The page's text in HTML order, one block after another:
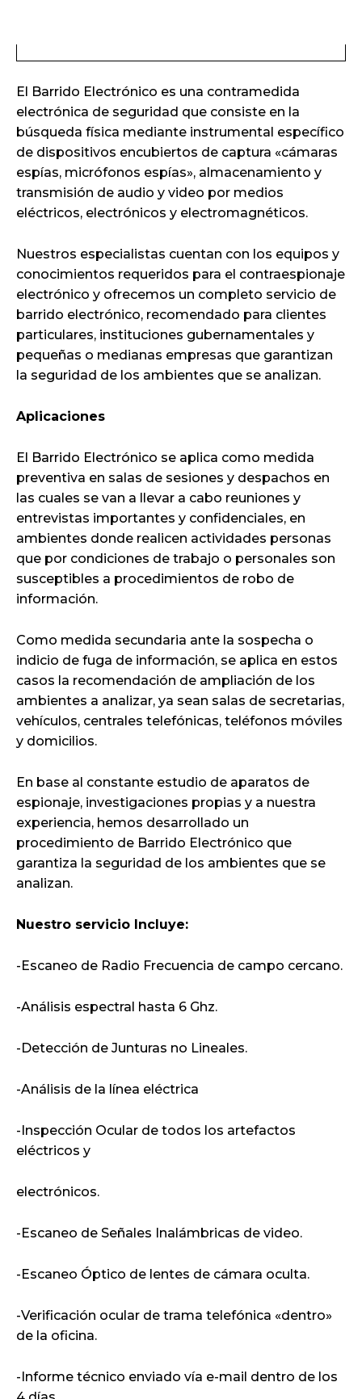
El Barrido Electrónico es una contramedida
electrónica de seguridad que consiste en la
búsqueda física mediante instrumental específico
de dispositivos encubiertos de captura «cámaras
espías, micrófonos espías», almacenamiento y
transmisión de audio y video por medios
eléctricos, electrónicos y electromagnéticos.
Nuestros especialistas cuentan con los equipos y
conocimientos requeridos para el contraespionaje
electrónico y ofrecemos un completo servicio de
barrido electrónico, recomendado para clientes
particulares, instituciones gubernamentales y
pequeñas o medianas empresas que garantizan
la seguridad de los ambientes que se analizan.
Aplicaciones
El Barrido Electrónico se aplica como medida
preventiva en salas de sesiones y despachos en
las cuales se van a llevar a cabo reuniones y
entrevistas importantes y confidenciales, en
ambientes donde realicen actividades personas
que por condiciones de trabajo o personales son
susceptibles a procedimientos de robo de
información.
Como medida secundaria ante la sospecha o
indicio de fuga de información, se aplica en estos
casos la recomendación de ampliación de los
ambientes a analizar, ya sean salas de secretarias,
vehículos, centrales telefónicas, teléfonos móviles
y domicilios.
En base al constante estudio de aparatos de
espionaje, investigaciones propias y a nuestra
experiencia, hemos desarrollado un
procedimiento de Barrido Electrónico que
garantiza la seguridad de los ambientes que se
analizan.
Nuestro servicio Incluye:
-Escaneo de Radio Frecuencia de campo cercano.
-Análisis espectral hasta 6 Ghz.
-Detección de Junturas no Lineales.
-Análisis de la línea eléctrica
-Inspección Ocular de todos los artefactos
eléctricos y
electrónicos.
-Escaneo de Señales Inalámbricas de video.
-Escaneo Óptico de lentes de cámara oculta.
-Verificación ocular de trama telefónica «dentro»
de la oficina.
-Informe técnico enviado vía e-mail dentro de los